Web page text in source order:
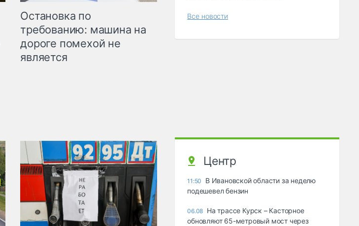
Остановка по
требованию: машина на
дороге помехой не
является
Все новости
Центр
11:50
В Ивановской области за неделю
подешевел бензин
06.08 На трассе Курск – Касторное
обновляют 65-метровый мост через